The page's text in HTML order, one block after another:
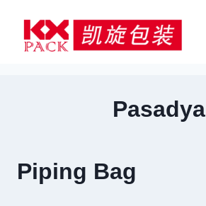
nilalaman
Pasadya
Piping Bag